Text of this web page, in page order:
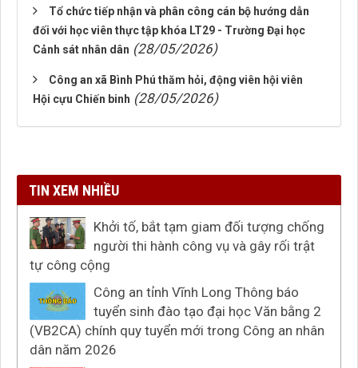
Tổ chức tiếp nhận và phân công cán bộ hướng dẫn
đối với học viên thực tập khóa LT29 - Trường Đại học
Cảnh sát nhân dân (28/05/2026)
Công an xã Bình Phú thăm hỏi, động viên hội viên
Hội cựu Chiến binh (28/05/2026)
TIN XEM NHIỀU
Khởi tố, bắt tạm giam đối tượng chống
người thi hành công vụ và gây rối trật
tự công cộng
Công an tỉnh Vĩnh Long Thông báo
tuyển sinh đào tạo đại học Văn bằng 2
(VB2CA) chính quy tuyển mới trong Công an nhân
dân năm 2026